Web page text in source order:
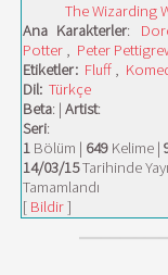
The Wizarding
Ana Karakterler:
Potter , Peter
Etiketler: Fluff ,
Dil: Türkçe
Beta: | Artist:
Seri:
1 Bölüm | 649 Kelime |
14/03/15Tarihinde
Tamamlandı
[ Bildir]